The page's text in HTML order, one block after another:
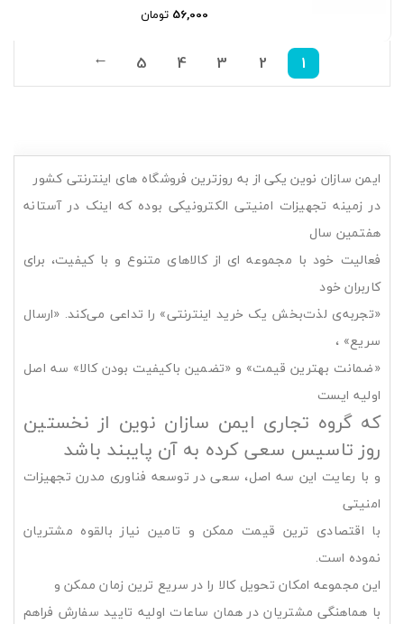
56,000 تومان
1
2
3
4
5
→
ایمن سازان نوین یکی از به روزترین فروشگاه های اینترنتی کشور
در زمینه تجهیزات امنیتی الکترونیکی بوده که اینک در آستانه
هفتمین سال
فعالیت خود با مجموعه ای از کالاهای متنوع و با کیفیت، برای
کاربران خود
«تجربه‌ی لذت‌بخش یک خرید اینترنتی» را تداعی می‌کند. «ارسال
سریع» ،
«ضمانت بهترین قیمت» و «تضمین باکیفیت بودن کالا» سه اصل
اولیه ایست
که گروه تجاری ایمن سازان نوین از نخستین
روز تاسیس سعی کرده به آن پایبند باشد
و با رعایت این سه اصل، سعی در توسعه فناوری مدرن تجهیزات
امنیتی
با اقتصادی ترین قیمت ممکن و تامین نیاز بالقوه مشتریان
نموده است.
این مجموعه امکان تحویل کالا را در سریع ترین زمان ممکن و
با هماهنگی مشتریان در همان ساعات اولیه تایید سفارش فراهم